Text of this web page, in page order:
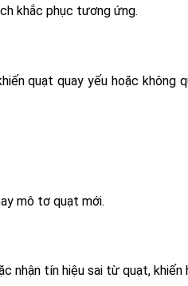
khắc phục tương ứng.
quạt quay yếu hoặc không
mô tơ quạt mới.
nhận tín hiệu sai từ quạt, khiến